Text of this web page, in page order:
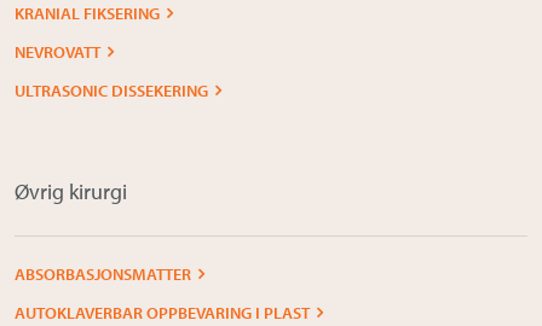
KRANIAL FIKSERING
NEVROVATT
ULTRASONIC DISSEKERING
Øvrig kirurgi
ABSORBASJONSMATTER
AUTOKLAVERBAR OPPBEVARING I PLAST